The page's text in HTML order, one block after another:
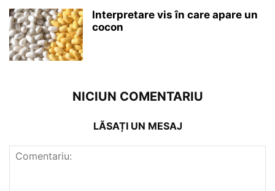
Interpretare vis în care apare un
cocon
NICIUN COMENTARIU
LĂSAȚI UN MESAJ